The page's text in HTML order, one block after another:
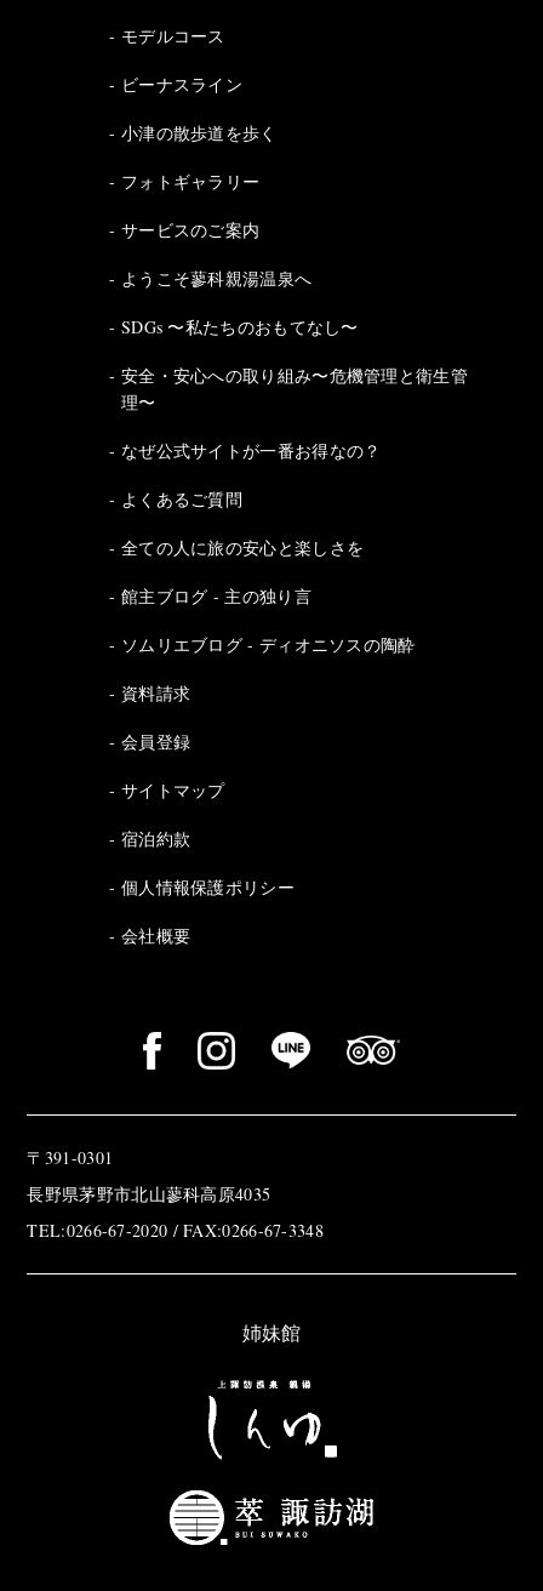
モデルコース
ビーナスライン
小津の散歩道を歩く
フォトギャラリー
サービスのご案内
ようこそ蓼科親湯温泉へ
SDGs 〜私たちのおもてなし〜
安全・安心への取り組み〜危機管理と衛生管
理〜
なぜ公式サイトが一番お得なの？
よくあるご質問
全ての人に旅の安心と楽しさを
館主ブログ - 主の独り言
ソムリエブログ - ディオニソスの陶酔
資料請求
会員登録
サイトマップ
宿泊約款
個人情報保護ポリシー
会社概要
〒391-0301
長野県茅野市北山蓼科高原4035
TEL:0266-67-2020 / FAX:0266-67-3348
姉妹館